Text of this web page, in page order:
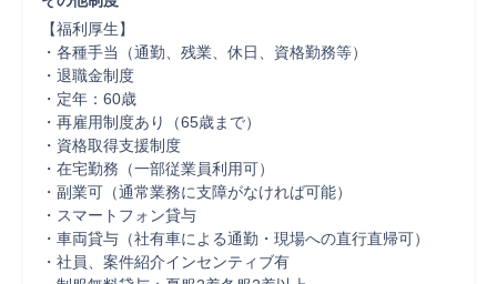
【福利厚生】
・各種手当（通勤、残業、休日、資格勤務等）
・退職金制度
・定年：60歳
・再雇用制度あり（65歳まで）
・資格取得支援制度
・在宅勤務（一部従業員利用可）
・副業可（通常業務に支障がなければ可能）
・スマートフォン貸与
・車両貸与（社有車による通勤・現場への直行直帰可）
・社員、案件紹介インセンティブ有